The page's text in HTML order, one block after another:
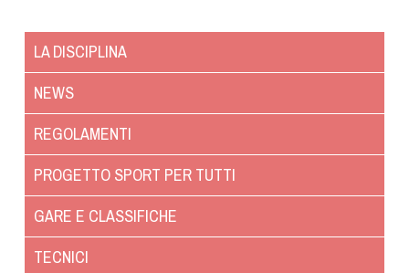
LA DISCIPLINA
NEWS
REGOLAMENTI
PROGETTO SPORT PER TUTTI
GARE E CLASSIFICHE
TECNICI
Tiro a Palla